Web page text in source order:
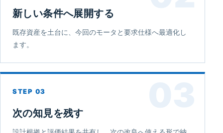
新しい条件へ展開する
既存資産を土台に、今回のモータと要求仕様へ最適化し
ます。
次の知見を残す